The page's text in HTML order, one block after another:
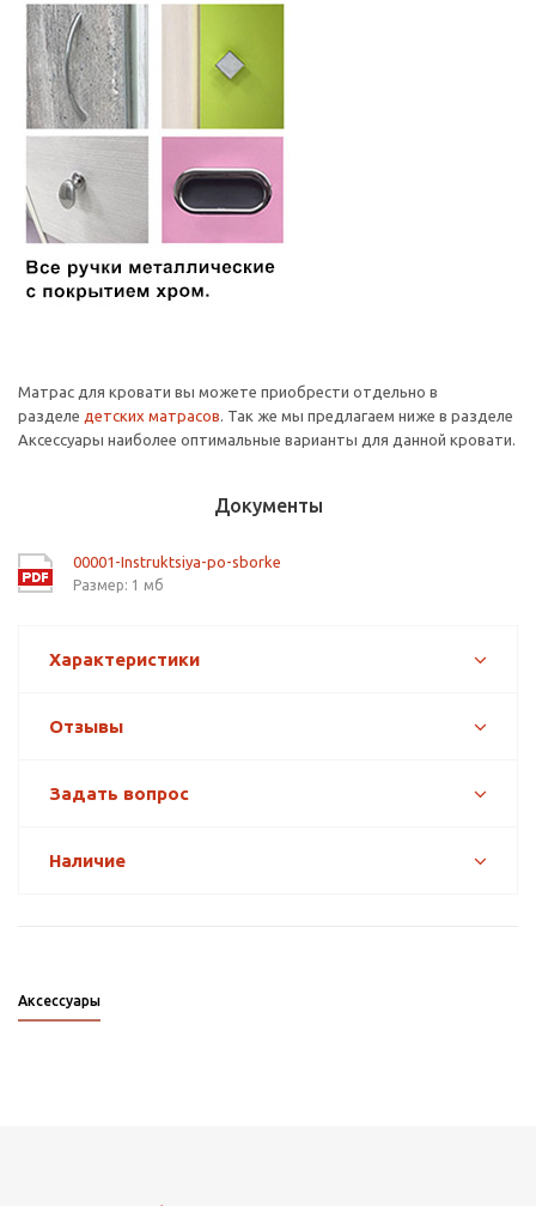
Матрас для кровати вы можете приобрести отдельно в
разделе детских матрасов. Так же мы предлагаем ниже в разделе
Аксессуары наиболее оптимальные варианты для данной кровати.
Документы
00001-Instruktsiya-po-sborke
Размер: 1 мб
Характеристики
Отзывы
Задать вопрос
Наличие
Аксессуары